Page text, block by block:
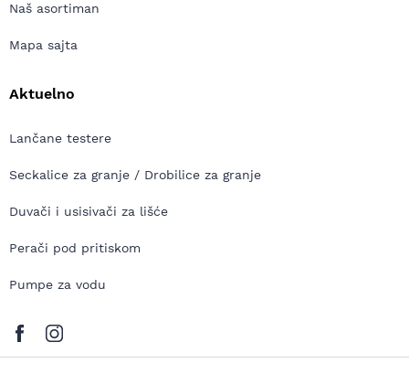
Naš asortiman
Mapa sajta
Aktuelno
Lančane testere
Seckalice za granje / Drobilice za granje
Duvači i usisivači za lišće
Perači pod pritiskom
Pumpe za vodu